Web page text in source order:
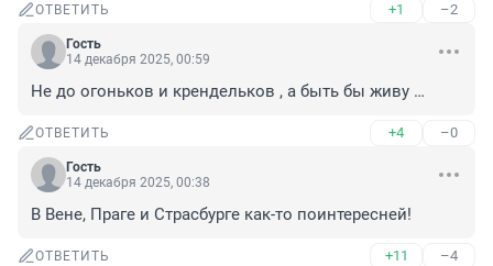
ОТВЕТИТЬ +1 –2
Гость
14 декабря 2025, 00:59
Не до огоньков и крендельков , а быть бы живу …
ОТВЕТИТЬ +4 –0
Гость
14 декабря 2025, 00:38
В Вене, Праге и Страсбурге как-то поинтересней!
ОТВЕТИТЬ +11 –4